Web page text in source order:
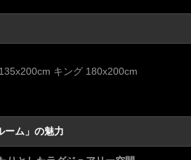
キング 180x200cm
ーム」の魅力